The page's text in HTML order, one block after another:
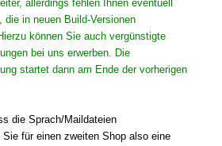
allerdings fehlen Ihnen eventuell
die in neuen Build-Versionen
können Sie auch vergünstigte
bei uns erwerben. Die
startet dann am Ende der vorherigen
die Sprach/Maildateien
Sie für einen zweiten Shop also eine